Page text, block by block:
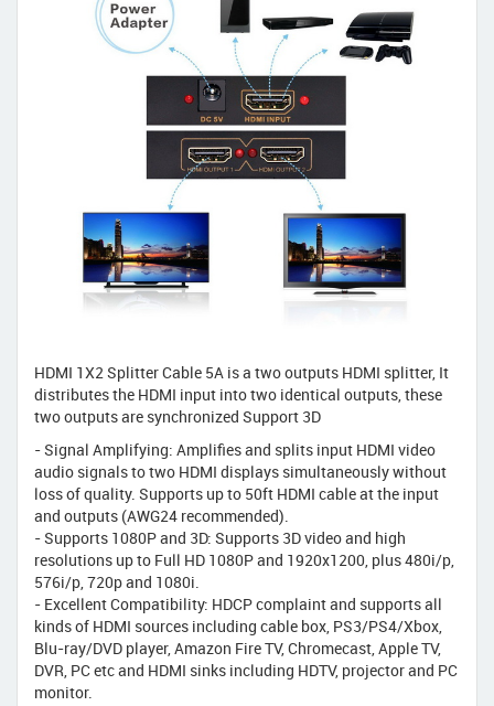
HDMI 1X2 Splitter Cable 5A is a two outputs HDMI splitter, It
distributes the HDMI input into two identical outputs, these
two outputs are synchronized Support 3D
- Signal Amplifying: Amplifies and splits input HDMI video
audio signals to two HDMI displays simultaneously without
loss of quality. Supports up to 50ft HDMI cable at the input
and outputs (AWG24 recommended).
- Supports 1080P and 3D: Supports 3D video and high
resolutions up to Full HD 1080P and 1920x1200, plus 480i/p,
576i/p, 720p and 1080i.
- Excellent Compatibility: HDCP complaint and supports all
kinds of HDMI sources including cable box, PS3/PS4/Xbox,
Blu-ray/DVD player, Amazon Fire TV, Chromecast, Apple TV,
DVR, PC etc and HDMI sinks including HDTV, projector and PC
monitor.